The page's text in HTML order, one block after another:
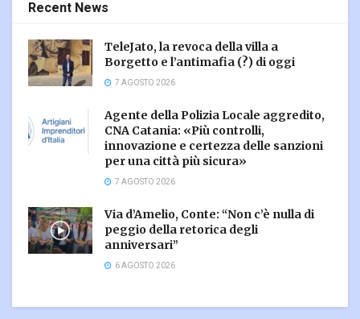
Recent News
TeleJato, la revoca della villa a
Borgetto e l’antimafia (?) di oggi
7 AGOSTO 2026
Agente della Polizia Locale aggredito,
CNA Catania: «Più controlli,
innovazione e certezza delle sanzioni
per una città più sicura»
7 AGOSTO 2026
Via d’Amelio, Conte: “Non c’è nulla di
peggio della retorica degli
anniversari”
6 AGOSTO 2026